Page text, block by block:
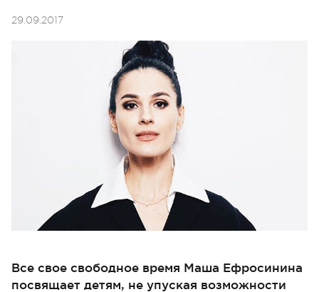
29.09.2017
Все свое свободное время Маша Ефросинина
посвящает детям, не упуская возможности